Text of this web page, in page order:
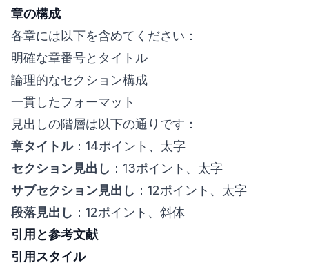
章の構成
各章には以下を含めてください：
明確な章番号とタイトル
論理的なセクション構成
一貫したフォーマット
見出しの階層は以下の通りです：
章タイトル：14ポイント、太字
セクション見出し ：13ポイント、太字
サブセクション見出し ：12ポイント、太字
段落見出し ：12ポイント、斜体
引用と参考文献
引用スタイル